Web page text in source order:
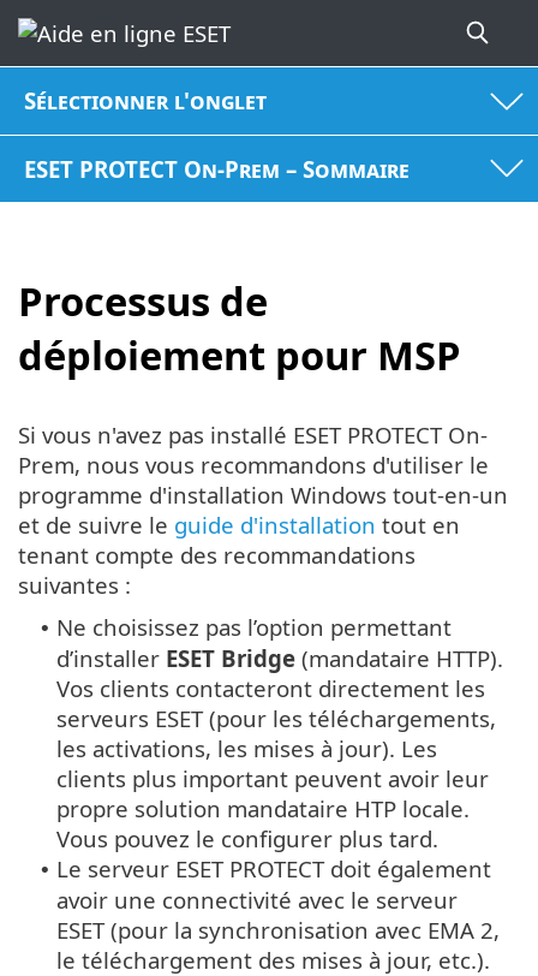
Sélectionner l'onglet
ESET PROTECT On-Prem – Sommaire
Processus de
déploiement pour MSP
Si vous n'avez pas installé ESET PROTECT On-
Prem, nous vous recommandons d'utiliser le
programme d'installation Windows tout-en-un
et de suivre le guide d'installation tout en
tenant compte des recommandations
suivantes :
• Ne choisissez pas l’option permettant
d’installer ESET Bridge (mandataire HTTP).
Vos clients contacteront directement les
serveurs ESET (pour les téléchargements,
les activations, les mises à jour). Les
clients plus important peuvent avoir leur
propre solution mandataire HTP locale.
Vous pouvez le configurer plus tard.
• Le serveur ESET PROTECT doit également
avoir une connectivité avec le serveur
ESET (pour la synchronisation avec EMA 2,
le téléchargement des mises à jour, etc.).